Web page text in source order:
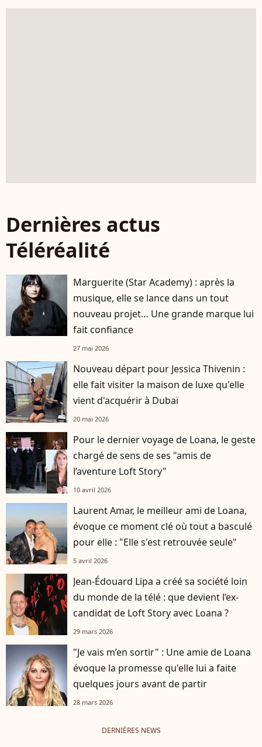
Dernières actus
Téléréalité
Marguerite (Star Academy) : après la
musique, elle se lance dans un tout
nouveau projet… Une grande marque lui
fait confiance
27 mai 2026
Nouveau départ pour Jessica Thivenin :
elle fait visiter la maison de luxe qu'elle
vient d'acquérir à Dubaï
20 mai 2026
Pour le dernier voyage de Loana, le geste
chargé de sens de ses "amis de
l’aventure Loft Story"
10 avril 2026
Laurent Amar, le meilleur ami de Loana,
évoque ce moment clé où tout a basculé
pour elle : "Elle s'est retrouvée seule"
5 avril 2026
Jean-Édouard Lipa a créé sa société loin
du monde de la télé : que devient l’ex-
candidat de Loft Story avec Loana ?
29 mars 2026
"Je vais m’en sortir" : Une amie de Loana
évoque la promesse qu'elle lui a faite
quelques jours avant de partir
28 mars 2026
DERNIÈRES NEWS